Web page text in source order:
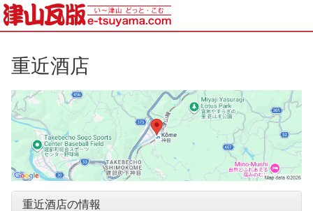
重近酒店
重近酒店の情報